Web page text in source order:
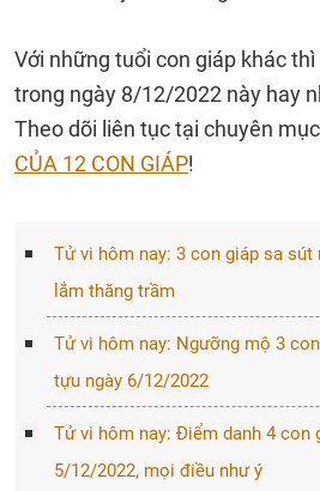
Với những tuổi con giáp khác
trong ngày 8/12/2022 này hay
Theo dõi liên tục tại chuyên
CỦA 12 CON GIÁP!
Tử vi hôm nay: 3 con giáp sa sút
lắm thăng trầm
Tử vi hôm nay: Ngưỡng mộ 3
tựu ngày 6/12/2022
Tử vi hôm nay: Điểm danh 4 con
5/12/2022, mọi điều như ý